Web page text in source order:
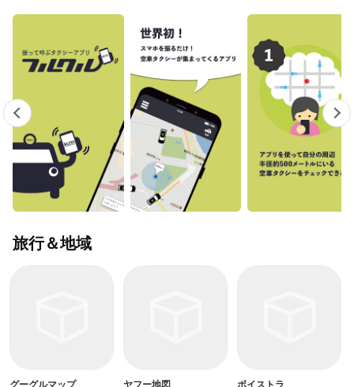
旅行＆地域
グーグルマップ
ヤフー地図
ボイストラ